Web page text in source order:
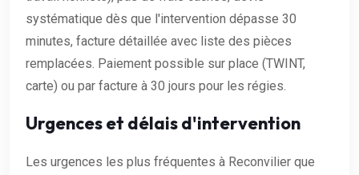
systématique dès que l'intervention dépasse 30
minutes, facture détaillée avec liste des pièces
remplacées. Paiement possible sur place (TWINT,
carte) ou par facture à 30 jours pour les régies.
Urgences et délais d'intervention
Les urgences les plus fréquentes à Reconvilier que